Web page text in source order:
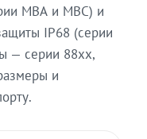
МВА и МВС) и
IP68 (серии
— серии 88xx,
и